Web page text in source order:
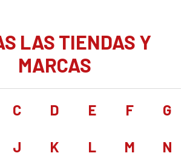
LAS TIENDAS Y
MARCAS
C D E F G
J K L M N